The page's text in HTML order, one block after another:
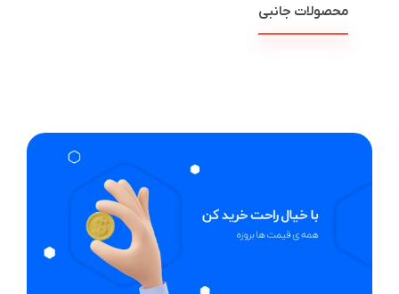
محصولات جانبی